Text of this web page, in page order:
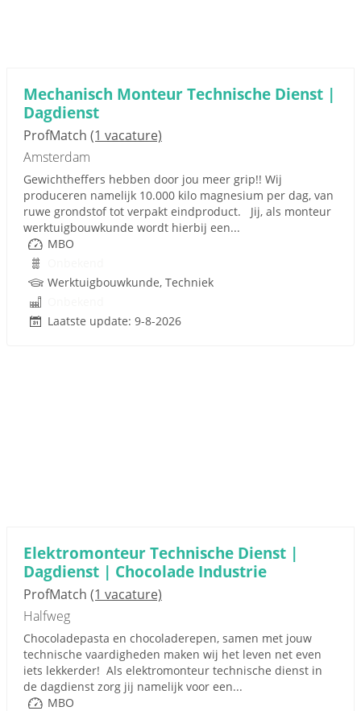
Mechanisch Monteur Technische Dienst |
Dagdienst
ProfMatch (1 vacature)
Amsterdam
Gewichtheffers hebben door jou meer grip!! Wij
produceren namelijk 10.000 kilo magnesium per dag, van
ruwe grondstof tot verpakt eindproduct. Jij, als monteur
werktuigbouwkunde wordt hierbij een...
MBO
Werktuigbouwkunde, Techniek
Laatste update: 9-8-2026
Elektromonteur Technische Dienst |
Dagdienst | Chocolade Industrie
ProfMatch (1 vacature)
Halfweg
Chocoladepasta en chocoladerepen, samen met jouw
technische vaardigheden maken wij het leven net even
iets lekkerder! Als elektromonteur technische dienst in
de dagdienst zorg jij namelijk voor een...
MBO